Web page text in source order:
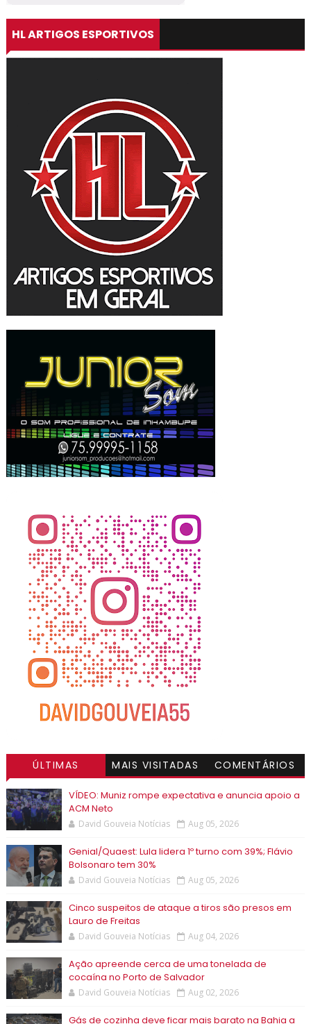
HL ARTIGOS ESPORTIVOS
ÚLTIMAS MAIS VISITADAS COMENTÁRIOS
VÍDEO: Muniz rompe expectativa e anuncia apoio a
ACM Neto
David Gouveia Notícias Aug 05, 2026
Genial/Quaest: Lula lidera 1º turno com 39%; Flávio
Bolsonaro tem 30%
David Gouveia Notícias Aug 05, 2026
Cinco suspeitos de ataque a tiros são presos em
Lauro de Freitas
David Gouveia Notícias Aug 04, 2026
Ação apreende cerca de uma tonelada de
cocaína no Porto de Salvador
David Gouveia Notícias Aug 02, 2026
Gás de cozinha deve ficar mais barato na Bahia a